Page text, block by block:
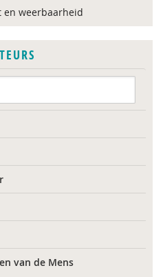
en weerbaarheid
van de Mens